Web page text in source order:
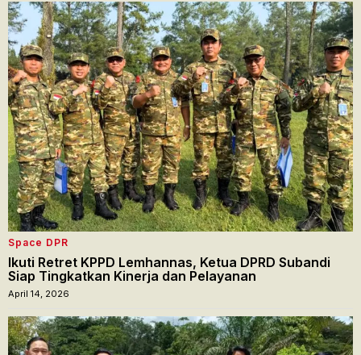
Space DPR
Ikuti Retret KPPD Lemhannas, Ketua DPRD Subandi
Siap Tingkatkan Kinerja dan Pelayanan
April 14, 2026